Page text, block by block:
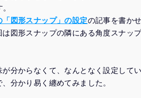
図形スナップ」の設定の記事を書か
図形スナップの隣にある角度スナッ
分からなくて、なんとなく設定して
分かり易く纏めてみました。